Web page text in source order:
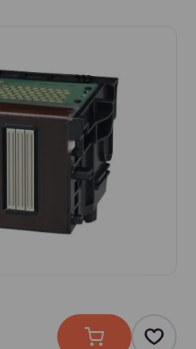
In winkelwagen